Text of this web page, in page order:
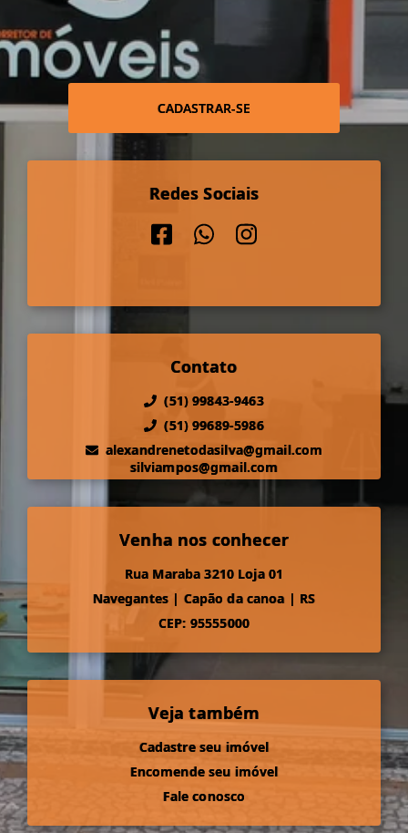
CADASTRAR-SE
Redes Sociais
Contato
(51) 99843-9463
(51) 99689-5986
alexandrenetodasilva@gmail.com
silviampos@gmail.com
Venha nos conhecer
Rua Maraba 3210 Loja 01
Navegantes | Capão da canoa | RS
CEP: 95555000
Veja também
Cadastre seu imóvel
Encomende seu imóvel
Fale conosco